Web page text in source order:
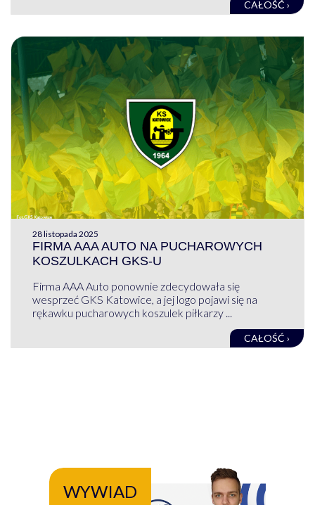
CAŁOŚĆ ›
28 listopada 2025
FIRMA AAA AUTO NA PUCHAROWYCH
KOSZULKACH GKS-U
Firma AAA Auto ponownie zdecydowała się
wesprzeć GKS Katowice, a jej logo pojawi się na
rękawku pucharowych koszulek piłkarzy ...
CAŁOŚĆ ›
WYWIAD